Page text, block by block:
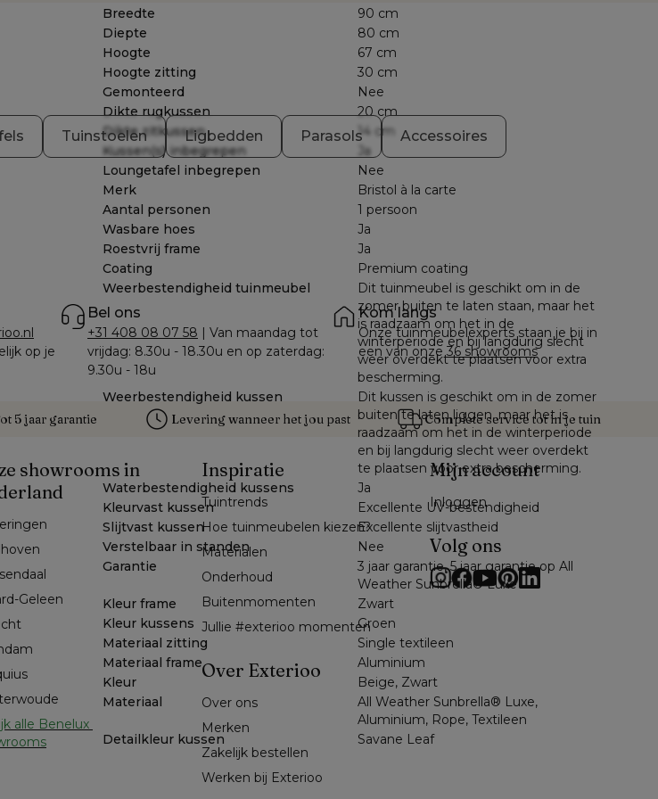
Breedte
90 cm
Diepte
80 cm
Hoogte
67 cm
Hoogte zitting
30 cm
Gemonteerd
Nee
Dikte rugkussen
20 cm
Dikte zitkussen
14 cm
Kussen(s) inbegrepen
Ja
Loungetafel inbegrepen
Nee
Merk
Bristol à la carte
Aantal personen
1 persoon
Wasbare hoes
Ja
Roestvrij frame
Ja
Coating
Premium coating
Weerbestendigheid tuinmeubel
Dit tuinmeubel is geschikt om in de
zomer buiten te laten staan, maar het
is raadzaam om het in de
winterperiode en bij langdurig slecht
weer overdekt te plaatsen voor extra
bescherming.
Weerbestendigheid kussen
Dit kussen is geschikt om in de zomer
buiten te laten liggen, maar het is
raadzaam om het in de winterperiode
en bij langdurig slecht weer overdekt
te plaatsen voor extra bescherming.
Waterbestendigheid kussens
Ja
Kleurvast kussen
Excellente UV-bestendigheid
Slijtvast kussen
Excellente slijtvastheid
Verstelbaar in standen
Nee
Garantie
3 jaar garantie, 5 jaar garantie op All
Weather Sunbrella® Luxe
Kleur frame
Zwart
Kleur kussens
Groen
Materiaal zitting
Single textileen
Materiaal frame
Aluminium
Kleur
Beige, Zwart
Materiaal
All Weather Sunbrella® Luxe,
Aluminium, Rope, Textileen
Detailkleur kussen
Savane Leaf
Tuinstoelen Ligbedden Parasols Accessoires
op je
Bel ons
+31 408 08 07 58 | Van maandag tot
vrijdag: 8.30u - 18.30u en op zaterdag:
9.30u - 18u
Kom langs
Onze tuinmeubelexperts staan je bij in
een van onze 36 showrooms
5 jaar garantie Levering wanneer het jou past Complete service tot in je tuin
showrooms in
Geleen
alle Benelux
Inspiratie
Tuintrends
Hoe tuinmeubelen kiezen?
Materialen
Onderhoud
Buitenmomenten
Jullie #exterioo momenten
Over Exterioo
Over ons
Merken
Zakelijk bestellen
Werken bij Exterioo
Mijn account
Inloggen
Volg ons